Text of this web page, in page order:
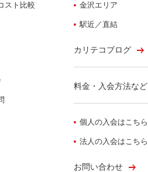
スト比較 金沢エリア
駅近／直結
カリテコブログ
料金・入会方法など
個人の入会はこちら
法人の入会はこちら
お問い合わせ